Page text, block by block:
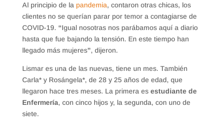
Al principio de la pandemia, contaron otras chicas, los
clientes no se querían parar por temor a contagiarse de
COVID-19. “Igual nosotras nos parábamos aquí a diario
hasta que fue bajando la tensión. En este tiempo han
llegado más mujeres”, dijeron.
Lismar es una de las nuevas, tiene un mes. También
Carla* y Rosángela*, de 28 y 25 años de edad, que
llegaron hace tres meses. La primera es estudiante de
Enfermería, con cinco hijos y, la segunda, con uno de
siete.